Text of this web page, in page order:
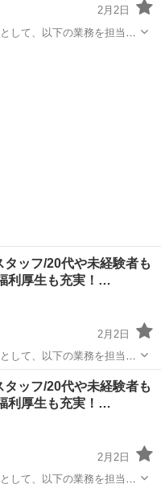
2月2日
して、以下の業務を担当し
タッフ/20代や未経験者も
利厚生も充実！…
2月2日
して、以下の業務を担当し
動車製品の組立 自動車製品の...
未経験
タッフ/20代や未経験者も
利厚生も充実！…
2月2日
して、以下の業務を担当し